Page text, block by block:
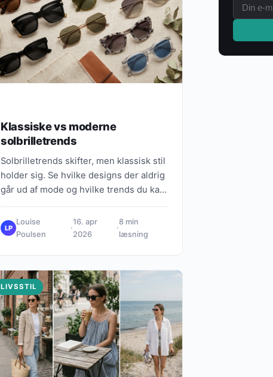
Klassiske vs moderne
solbrilletrends
Solbrilletrends skifter, men klassisk stil
holder sig. Se hvilke designs der aldrig
går ud af mode og hvilke trends du kan
LP
Louise
Poulsen
·
16. apr
2026
·
8 min
læsning
LIVSSTIL